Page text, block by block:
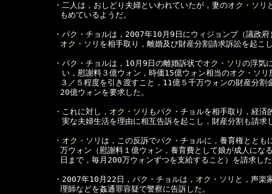
  　　　　　・二人は，おしどり夫婦といわれていたが，妻の
オク・ソリ
もめているようだ。
　　　　　・パク・チョルは，2007年10月9日にウィジョンブ（議政府
オク・ソリ を相手取り，離婚及び財産分割請求訴訟を起こ
  　　　　　・パク・チョルは，10月9日の離婚訴状で
オク・ソリ の浮気
  　　　　　　い，慰謝料３億ウォン，時価15億ウォン相当の
オク・ソリ
３／５程度を引き渡すこと，11億５千万ウォンの財産分割金
20億ウォンを要求した。
  　　　　　・これに対し，
オク・ソリ もパク・チョルを相手取り，経済
　　　　　　実な夫婦生活を理由に相互告訴を起こし，財産分割も請求
  　　　　　・
オク・ソリ は，この反訴でパク・チョルに，養育権ととも
万ウォン（慰謝料１億ウォン，養育費として娘が成人になる
日まで，毎月200万ウォンずつを支給すること）を請求した
  　　　　　・2007年10月22日，パク・チョルは，
オク・ソリ と，声楽
理師などを姦通罪容疑で警察に告訴した。